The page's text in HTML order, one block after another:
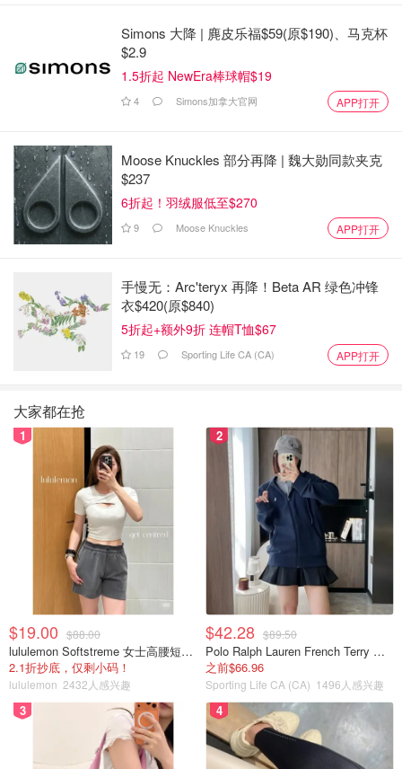
训，我开始了居家健身，主要以HIIT和跟随一些youtube视
频健身为主，比如Pamela和May的home workout，但是我
们之前提到过，科学原理上来讲，想要维持和提高肌肉量，
是需要progressive overload 的，然而这些home workout都
的重量完全达不到需求。而研究表明，从断掉重训之后的2
个月开始，身体就会开始流失肌肉，所以从左图中可以看出
我的肌肉流失，臀部扁平，腿部也没有肌肉线条。那时候的
体重在105.2lb/95.4斤。
临时办了卡去开始进行慢慢的恢复训练。直到9月初，我的
健身房ProClub（强烈推荐给在西雅图的小伙伴哦！）终于
也开放了，于是在9月7日我开始跑Jeff Nippard的这个八周
Glute Hypertrophy Program。
天。从图中可以很明显的看到腿部线条变紧实，臀部线条变
明显。臀大肌，臀中肌和臀小肌都有明显的变大。经过八周
的训练，不仅恢复到了疫情之前的体型，而且还有明显的提
升。体重在108lb/98斤。
力量上的进步
Hip Thrust臀冲：
110lb x 11 ➡️ 1135lb x 11
1RM：150lb ➡️ 185lb
Glute Elevated Hip Abduction臀部抬高坐姿髋外展：
65lb x 30 ➡️ 100lb x 25
1RM：130lb ➡️ 184lb
Simons 大降 | 麂皮乐福$59(原$190)、马克杯
$2.9
1.5折起 NewEra棒球帽$19
4 Simons加拿大官网 APP打开
Moose Knuckles 部分再降 | 魏大勋同款夹克
$237
6折起！羽绒服低至$270
9 Moose Knuckles APP打开
手慢无：Arc'teryx 再降！Beta AR 绿色冲锋
衣$420(原$840)
5折起+额外9折 连帽T恤$67
19 Sporting Life CA (CA) APP打开
大家都在抢
1
$19.00 $88.00
lululemon Softstreme 女士高腰短裤 10cm
2.1折抄底，仅剩小码！
lululemon 2432人感兴趣
2
$42.28 $89.50
Polo Ralph Lauren French Terry 女童连帽卫衣 7-16码
之前$66.96
Sporting Life CA (CA) 1496人感兴趣
3 4